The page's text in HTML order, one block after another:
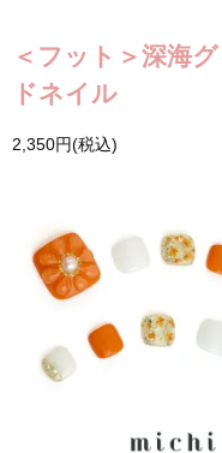
＜フット＞深海
ドネイル
2,350円(税込)